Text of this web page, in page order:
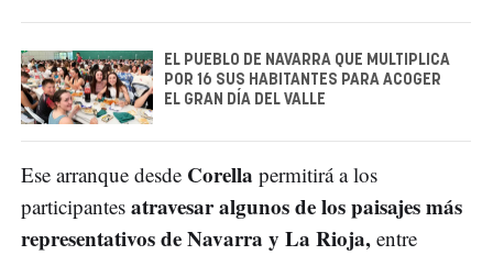
EL PUEBLO DE NAVARRA QUE MULTIPLICA
POR 16 SUS HABITANTES PARA ACOGER
EL GRAN DÍA DEL VALLE
Ese arranque desde Corella permitirá a los
participantes atravesar algunos de los paisajes más
representativos de Navarra y La Rioja, entre